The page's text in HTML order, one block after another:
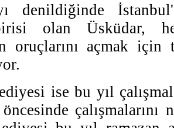
denildiğinde
olan Üsküdar,
oruçlarını açmak
ise bu yıl
çalışmalarını